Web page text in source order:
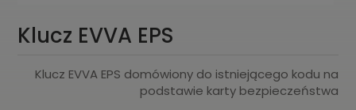
Klucz EVVA EPS
Klucz EVVA EPS domówiony do istniejącego kodu na
podstawie karty bezpieczeństwa